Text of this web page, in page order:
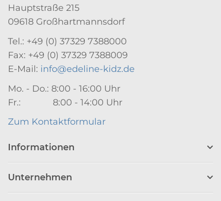
Hauptstraße 215
09618 Großhartmannsdorf
Tel.: +49 (0) 37329 7388000
Fax: +49 (0) 37329 7388009
E-Mail: info@edeline-kidz.de
Mo. - Do.: 8:00 - 16:00 Uhr
Fr.: 8:00 - 14:00 Uhr
Zum Kontaktformular
Informationen
Unternehmen